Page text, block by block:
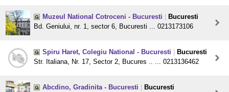
Muzeul National Cotroceni - Bucuresti
Bucuresti
Bd. Geniului, nr. 1, sector 6, Bucuresti ... 0213173106
Spiru Haret, Colegiu National - Bucuresti
Bucuresti
Str. Italiana, Nr. 17, Sector 2, Bucures .. ... 0213136462
Abcdino, Gradinita - Bucuresti
Bucuresti